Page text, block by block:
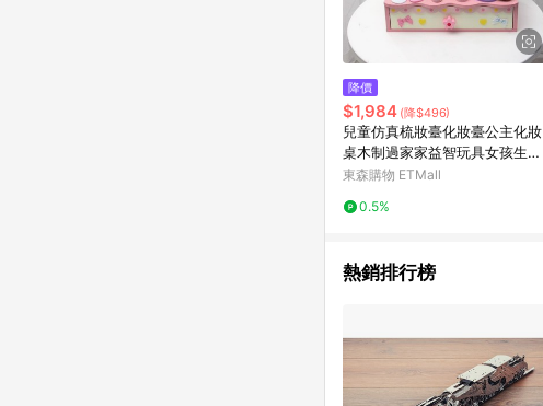
降價
$1,984 (降$496)
兒童仿真梳妝臺化妝臺公主化妝
桌木制過家家益智玩具女孩生日
禮物
東森購物 ETMall
0.5%
熱銷排行榜